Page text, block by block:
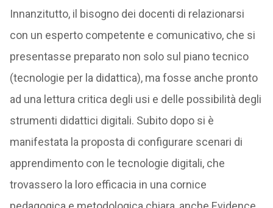
Innanzitutto, il bisogno dei docenti di relazionarsi
con un esperto competente e comunicativo, che si
presentasse preparato non solo sul piano tecnico
(tecnologie per la didattica), ma fosse anche pronto
ad una lettura critica degli usi e delle possibilità degli
strumenti didattici digitali. Subito dopo si è
manifestata la proposta di configurare scenari di
apprendimento con le tecnologie digitali, che
trovassero la loro efficacia in una cornice